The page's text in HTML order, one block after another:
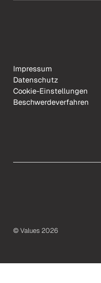
Impressum
Datenschutz
Cookie-Einstellungen
Beschwerdeverfahren
© Values 2026